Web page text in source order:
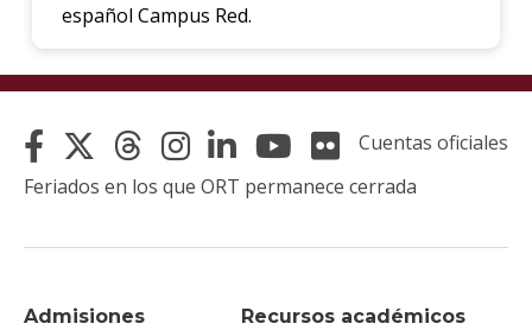
español Campus Red.
Admisiones Recursos académicos
Cuentas oficiales
Feriados en los que ORT permanece cerrada